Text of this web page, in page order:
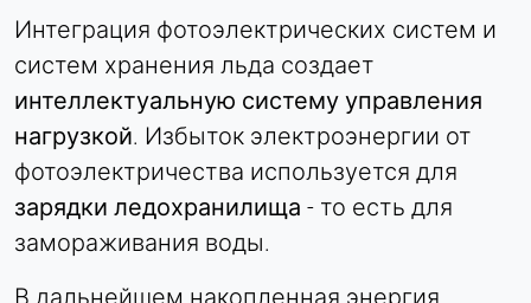
Интеграция фотоэлектрических систем и
систем хранения льда создает
интеллектуальную систему управления
нагрузкой. Избыток электроэнергии от
фотоэлектричества используется для
зарядки ледохранилища - то есть для
замораживания воды.